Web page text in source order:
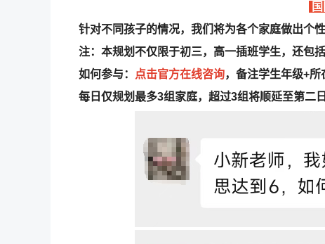
针对不同孩子的情况，我们将为各个家庭做出个
注：本规划不仅限于初三，高一插班学生，还包
如何参与：
点击官方在线咨询，备注学生年级+所
每日仅规划最多3组家庭，超过3组将顺延至第二日